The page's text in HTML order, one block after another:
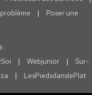
|
Poser une
:
| Webjunior |
Sur-
| LesPiedsdanslePlat